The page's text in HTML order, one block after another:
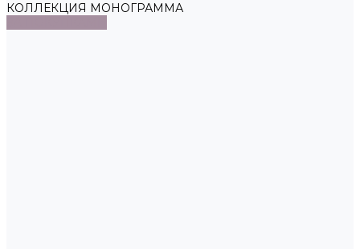
КОЛЛЕКЦИЯ МОНОГРАММА